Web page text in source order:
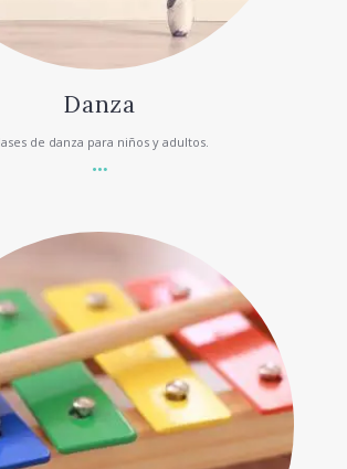
Danza
de danza para niños y adultos.